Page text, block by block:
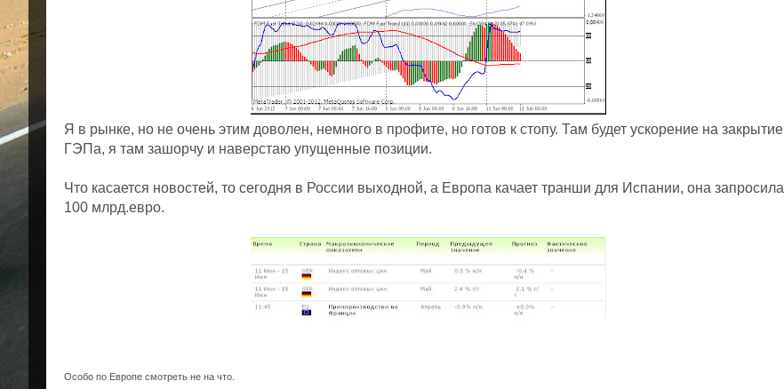
Я в рынке, но не очень этим доволен, немного в профите, но готов к стопу. Там будет ускорение на закрытие
ГЭПа, я там зашорчу и наверстаю упущенные позиции.
Что касается новостей, то сегодня в России выходной, а Европа качает транши для Испании, она запросила
100 млрд.евро.
Особо по Европе смотреть не на что.